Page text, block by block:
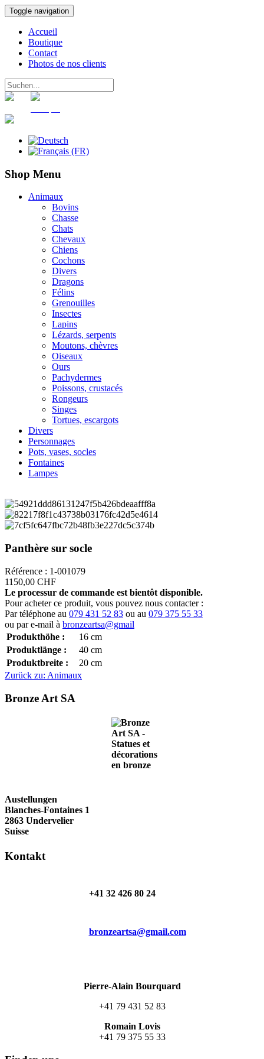
Toggle navigation
Accueil
Boutique
Contact
Photos de nos clients
Shop Menu
Animaux
Bovins
Chasse
Chats
Chevaux
Chiens
Cochons
Divers
Dragons
Félins
Grenouilles
Insectes
Lapins
Lézards, serpents
Moutons, chèvres
Oiseaux
Ours
Pachydermes
Poissons, crustacés
Rongeurs
Singes
Tortues, escargots
Divers
Personnages
Pots, vases, socles
Fontaines
Lampes
Panthère sur socle
Référence : 1-001079
1150,00 CHF
Le processur de commande est bientôt disponible.
Pour acheter ce produit, vous pouvez nous contacter :
Par téléphone au 079 431 52 83 ou au 079 375 55 33
ou par e-mail à bronzeartsa@gmail
Produkthöhe :
16 cm
Produktlänge :
40 cm
Produktbreite :
20 cm
Zurück zu: Animaux
Bronze Art SA
Austellungen
Blanches-Fontaines 1
2863 Undervelier
Suisse
Kontakt
+41 32 426 80 24
bronzeartsa@gmail.com
Pierre-Alain Bourquard
+41 79 431 52 83
Romain Lovis
+41 79 375 55 33